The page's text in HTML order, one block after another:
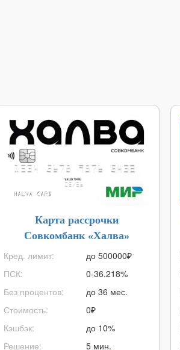
Карта рассрочки
Совкомбанк «Халва»
Кред. лимит:
ПСК:
Без процентов:
Стоимость:
Кэшбэк:
Решение:
до 500000₽
0-36.218%
до 36 мес.
0₽
до 10%
5 мин.